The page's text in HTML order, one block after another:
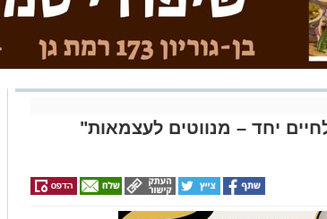
יחד – מנווטים לעצמאות"